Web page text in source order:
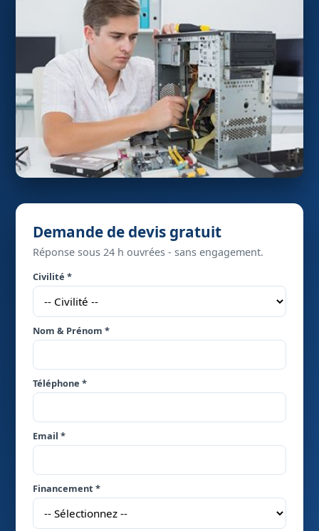
Demande de devis gratuit
Réponse sous 24 h ouvrées - sans engagement.
Civilité *
Nom & Prénom *
Téléphone *
Email *
Financement *